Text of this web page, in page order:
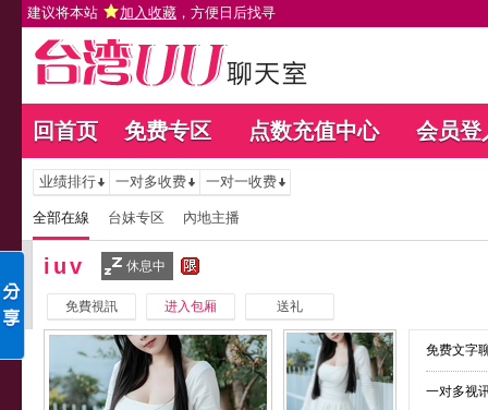
建议将本站 加入收藏 ，方便日后找寻
回首页 免费专区 点数充值中心 会员登
业绩排行 一对多收费 一对一收费
全部在線 台妹专区 內地主播
iuv 休息中
免費視訊 进入包厢 送礼
免费文字
一对多视